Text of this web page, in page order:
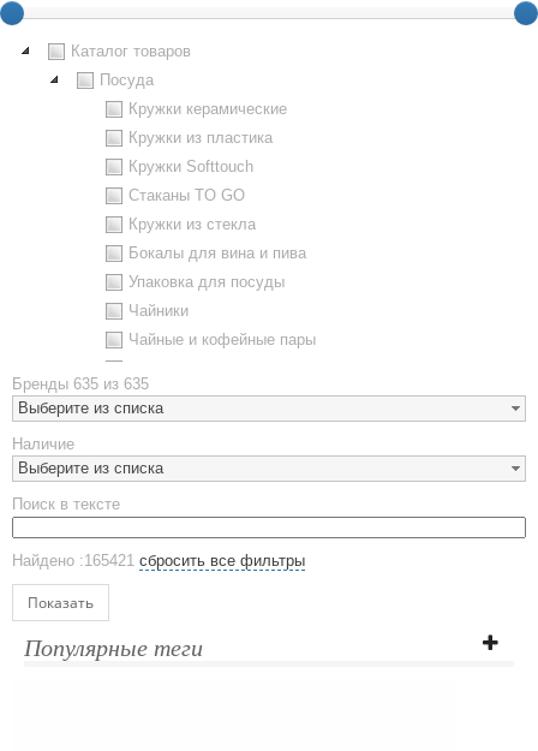
Каталог товаров
Посуда
Кружки керамические
Кружки из пластика
Кружки Softtouch
Стаканы TO GO
Кружки из стекла
Бокалы для вина и пива
Упаковка для посуды
Чайники
Чайные и кофейные пары
Наборы посуды
Предметы сервировки
Стаканы
Эко кружки
ЕВРОПОСУДА
Аксессуары
Ежедневники и блокноты
Датированные ежедневники
Бренды 635 из 635
Выберите из списка
Наличие
Выберите из списка
Поиск в тексте
Найдено :165421 сбросить все фильтры
Показать
Популярные теги